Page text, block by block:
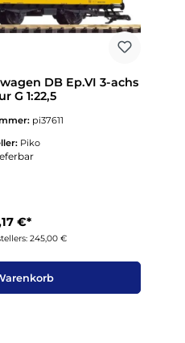
DB Ep.VI 3-achs
G 1:22,5
pi37611
Piko
€*
245,00 €